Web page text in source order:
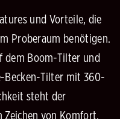
und Vorteile, die
Proberaum benötigen.
dem Boom-Tilter und
Becken-Tilter mit 360-
steht der
Zeichen von Komfort.